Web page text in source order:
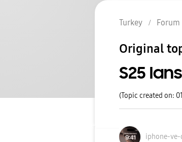
Turkey Forum
Original
S25
(Topic created on:
iphone-